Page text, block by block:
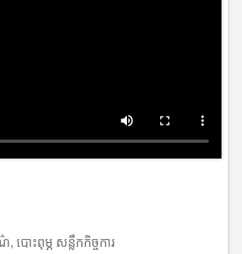
បោះពុម្ភ សន្លឹកកិច្ចការ